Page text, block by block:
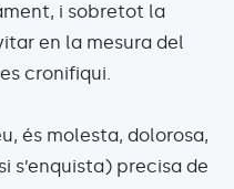
i sobretot la
en la mesura del
cronifiqui.
és molesta, dolorosa,
s’enquista) precisa de